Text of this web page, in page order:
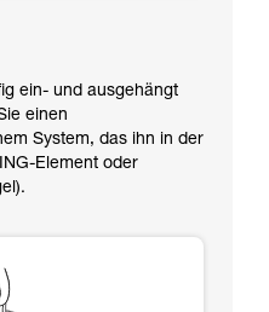
ein- und ausgehängt
einen
System, das ihn in der
Element oder